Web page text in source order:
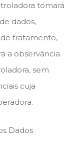
tomará
dados,
tratamento,
a observância
sem
cuja
Dados